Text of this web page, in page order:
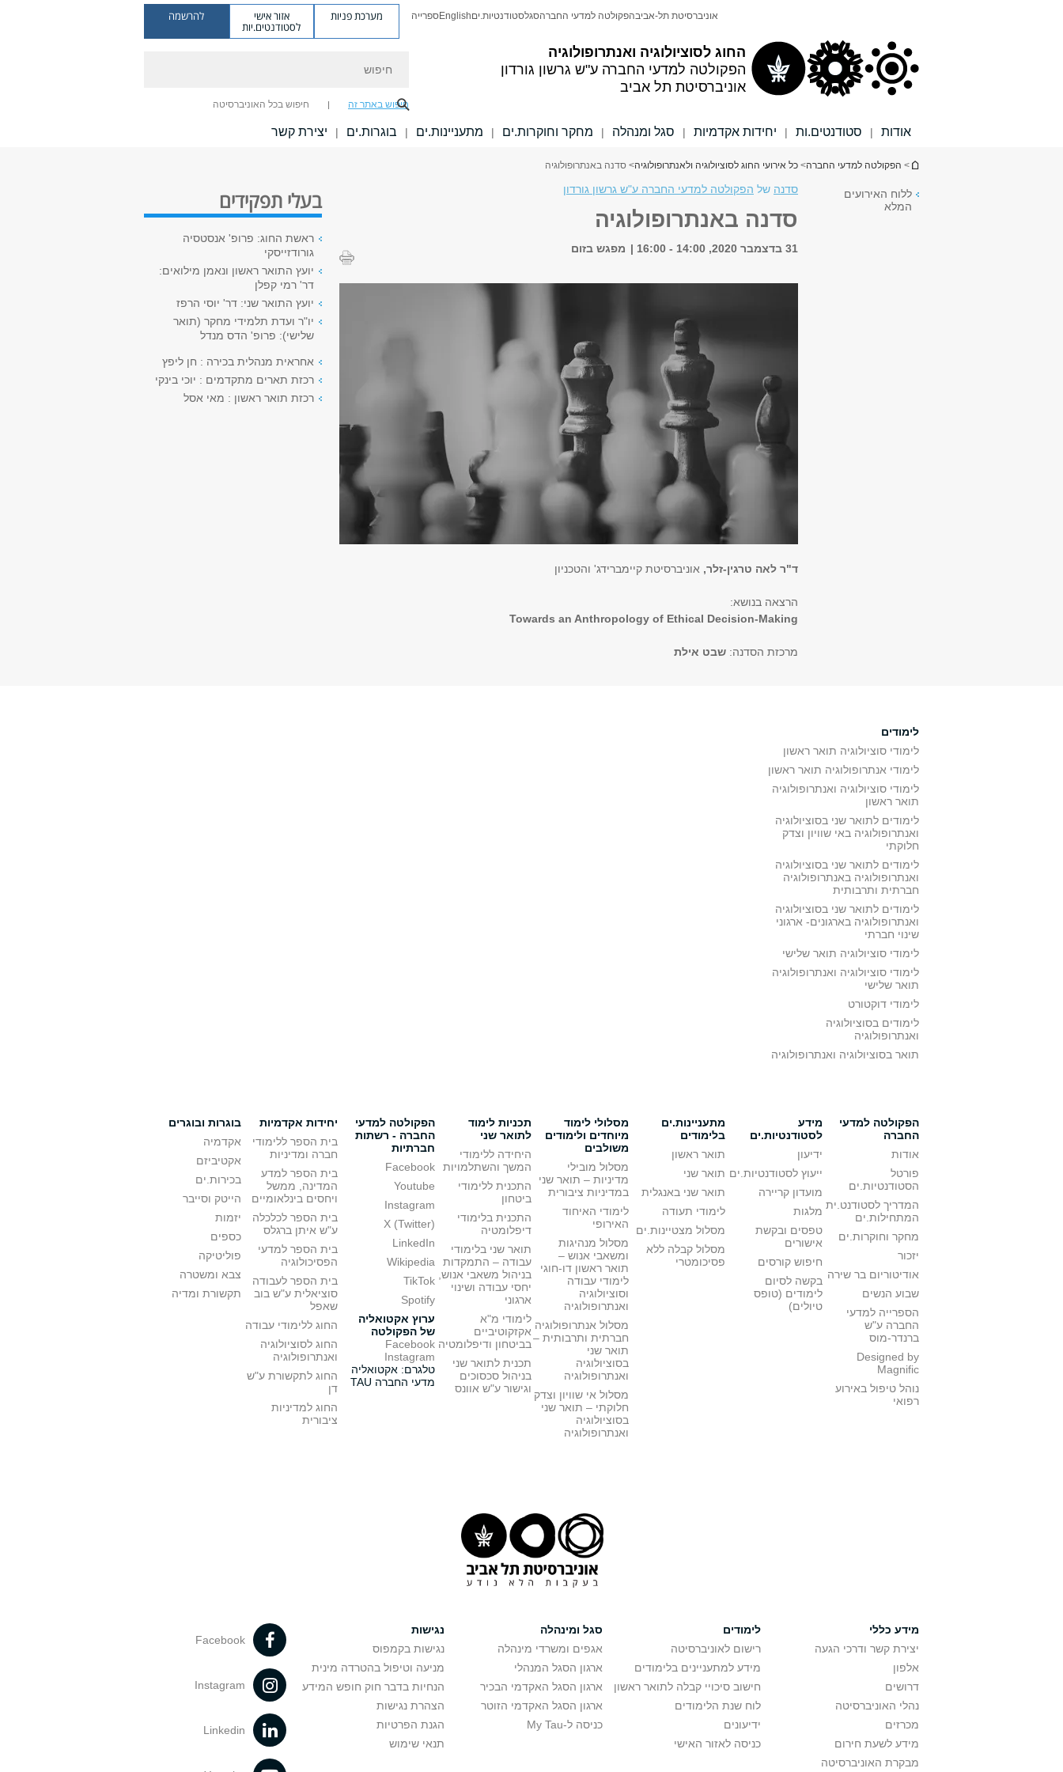
החוג לסוציולוגיה ואנתרופולוגיה
הפקולטה למדעי החברה ע"ש גרשון גורדון
אוניברסיטת תל אביב
אוניברסיטת תל-אביבהפקולטה למדעי החברהסגלסטודנטיות.יםEnglishספרייה מערכת פניות אזור אישי
לסטודנטים.יות
להרשמה
חיפוש באתר זה חיפוש בכל האוניברסיטה
אודות | סטודנטים.ות | יחידות אקדמיות | סגל ומנהלה | מחקר וחוקרות.ים | מתעניינות.ים | בוגרות.ים | יצירת קשר
הינך נמצא כאן
> הפקולטה למדעי החברה> כל אירועי החוג לסוציולוגיה ולאנתרופולוגיה> סדנה באנתרופולוגיה
ללוח האירועים
המלא
סדנה של הפקולטה למדעי החברה ע"ש גרשון גורדון
סדנה באנתרופולוגיה
31 בדצמבר 2020, 14:00 - 16:00 מפגש בזום
ד"ר לאה טרגין-זלר, אוניברסיטת קיימברידג' והטכניון
הרצאה בנושא:
Towards an Anthropology of Ethical Decision-Making
מרכזת הסדנה: שבט אילת
בעלי תפקידים
ראשת החוג: פרופ' אנסטסיה
גורודזייסקי
יועץ התואר ראשון ונאמן מילואים:
דר' רמי קפלן
יועץ התואר שני: דר' יוסי הרפז
יו"ר ועדת תלמידי מחקר (תואר
שלישי): פרופ' הדס מנדל
אחראית מנהלית בכירה : חן ליפץ
רכזת תארים מתקדמים : יוכי בינקי
רכזת תואר ראשון : מאי אסל
לימודים
לימודי סוציולוגיה תואר ראשון
לימודי אנתרופולוגיה תואר ראשון
לימודי סוציולוגיה ואנתרופולוגיה
תואר ראשון
לימודים לתואר שני בסוציולוגיה
ואנתרופולוגיה באי שוויון וצדק
חלוקתי
לימודים לתואר שני בסוציולוגיה
ואנתרופולוגיה באנתרופולוגיה
חברתית ותרבותית
לימודים לתואר שני בסוציולוגיה
ואנתרופולוגיה בארגונים- ארגוני
שינוי חברתי
לימודי סוציולוגיה תואר שלישי
לימודי סוציולוגיה ואנתרופולוגיה
תואר שלישי
לימודי דוקטורט
לימודים בסוציולוגיה
ואנתרופולוגיה
תואר בסוציולוגיה ואנתרופולוגיה
הפקולטה למדעי
החברה
אודות
פורטל
הסטודנטיות.ים
המדריך לסטודנט.ית
המתחילות.ים
מחקר וחוקרות.ים
יזכור
אודיטוריום בר שירה
שבוע הנשים
הספרייה למדעי
החברה ע"ש
ברנדר-מוס
Designed by
Magnific
נוהל טיפול באירוע
רפואי
מידע
לסטודנטיות.ים
ידיעון
ייעוץ לסטודנטיות.ים
מועדון קריירה
מלגות
טפסים ובקשת
אישורים
חיפוש קורסים
בקשה לסיום
לימודים (טופס
טיולים)
מתעניינות.ים
בלימודים
תואר ראשון
תואר שני
תואר שני באנגלית
לימודי תעודה
מסלול מצטיינות.ים
מסלול קבלה ללא
פסיכומטרי
מסלולי לימוד
מיוחדים ולימודים
משולבים
מסלול מובילי
מדיניות – תואר שני
במדיניות ציבורית
לימודי האיחוד
האירופי
מסלול מנהיגות
ומשאבי אנוש –
תואר ראשון דו-חוגי
לימודי עבודה
וסוציולוגיה
ואנתרופולוגיה
מסלול אנתרופולוגיה
חברתית ותרבותית –
תואר שני
בסוציולוגיה
ואנתרופולוגיה
מסלול אי שוויון וצדק
חלוקתי – תואר שני
בסוציולוגיה
ואנתרופולוגיה
תכניות לימוד
לתואר שני
היחידה ללימודי
המשך והשתלמויות
התכנית ללימודי
ביטחון
התכנית בלימודי
דיפלומטיה
תואר שני בלימודי
עבודה – התמקדות
בניהול משאבי אנוש,
יחסי עבודה ושינוי
ארגוני
לימודי מ"א
אקזקוטיביים
בביטחון ודיפלומטיה
תכנית לתואר שני
בניהול סכסוכים
וגישור ע"ש אוונס
הפקולטה למדעי
החברה - רשתות
חברתיות
Facebook
Youtube
Instagram
X (Twitter)
LinkedIn
Wikipedia
TikTok
Spotify
ערוץ אקטואליה
של הפקולטה
Facebook
Instagram
טלגרם: אקטואליה
מדעי החברה TAU
יחידות אקדמיות
בית הספר ללימודי
חברה ומדיניות
בית הספר למדע
המדינה, ממשל
ויחסים בינלאומיים
בית הספר לכלכלה
ע"ש איתן ברגלס
בית הספר למדעי
הפסיכולוגיה
בית הספר לעבודה
סוציאלית ע"ש בוב
שאפל
החוג ללימודי עבודה
החוג לסוציולוגיה
ואנתרופולוגיה
החוג לתקשורת ע"ש
דן
החוג למדיניות
ציבורית
בוגרות ובוגרים
אקדמיה
אקטיביזם
בכירות.ים
הייטק וסייבר
יזמות
כספים
פוליטיקה
צבא ומשטרה
תקשורת ומדיה
מידע כללי
יצירת קשר ודרכי הגעה
אלפון
דרושים
נהלי האוניברסיטה
מכרזים
מידע לשעת חירום
מבקרת האוניברסיטה
לימודים
רישום לאוניברסיטה
מידע למתעניינים בלימודים
חישוב סיכויי קבלה לתואר ראשון
לוח שנת הלימודים
ידיעונים
כניסה לאזור האישי
סגל ומינהלה
אגפים ומשרדי מינהלה
ארגון הסגל המנהלי
ארגון הסגל האקדמי הבכיר
ארגון הסגל האקדמי הזוטר
כניסה ל-My Tau
נגישות
נגישות בקמפוס
מניעה וטיפול בהטרדה מינית
הנחיות בדבר חוק חופש המידע
הצהרת נגישות
הגנת הפרטיות
תנאי שימוש
Facebook
Instagram
Linkedin